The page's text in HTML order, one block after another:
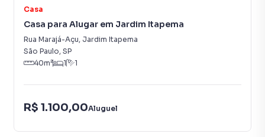
Casa
Casa para Alugar em Jardim Itapema
Rua Marajá-Açu, Jardim Itapema
São Paulo, SP
40m² 1 1
R$ 1.100,00Aluguel